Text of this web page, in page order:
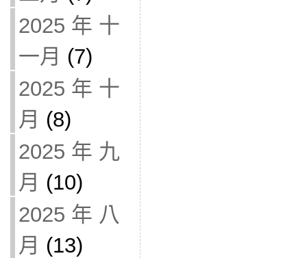
2025 年 十
一月 (7)
2025 年 十
月 (8)
2025 年 九
月 (10)
2025 年 八
月 (13)